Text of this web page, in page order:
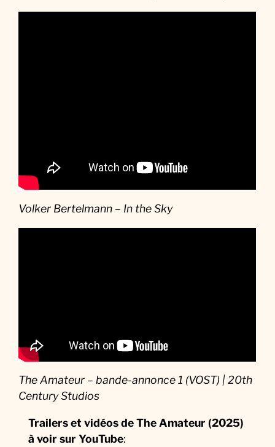
Volker Bertelmann – In the Sky
The Amateur – bande-annonce 1 (VOST) | 20th
Century Studios
Trailers et vidéos de The Amateur (2025)
à voir sur YouTube: